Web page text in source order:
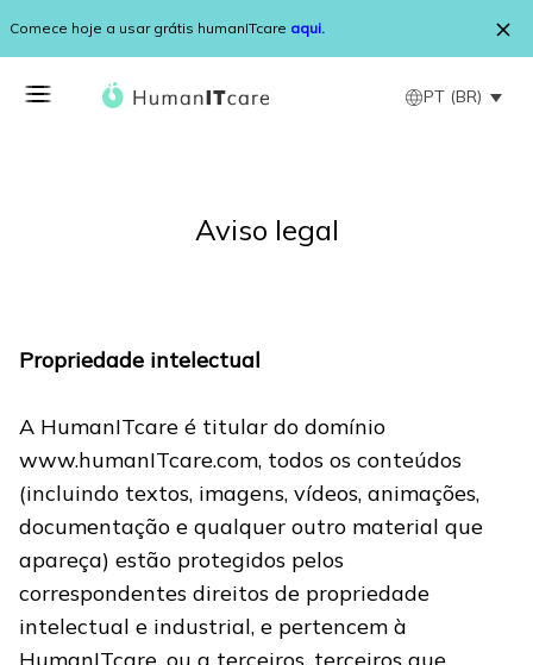
Comece hoje a usar grátis humanITcare aqui.
PT (BR)
Aviso legal
Propriedade intelectual
A HumanITcare é titular do domínio
www.humanITcare.com, todos os conteúdos
(incluindo textos, imagens, vídeos, animações,
documentação e qualquer outro material que
apareça) estão protegidos pelos
correspondentes direitos de propriedade
intelectual e industrial, e pertencem à